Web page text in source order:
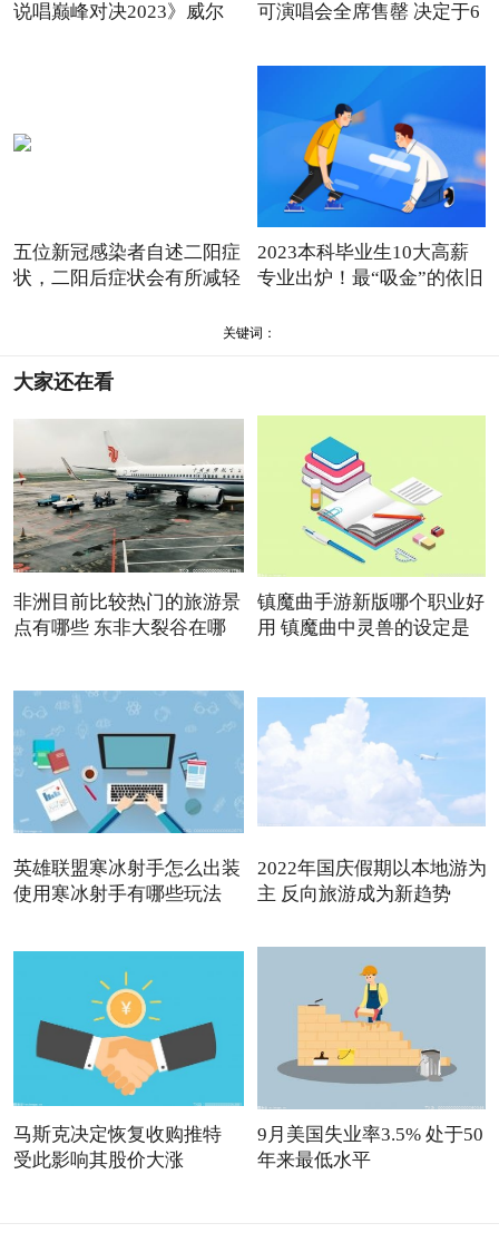
说唱巅峰对决2023》威尔
可演唱会全席售罄 决定于6
五位新冠感染者自述二阳症
状，二阳后症状会有所减轻
2023本科毕业生10大高薪
专业出炉！最“吸金”的依旧
关键词：
大家还在看
非洲目前比较热门的旅游景
点有哪些 东非大裂谷在哪
镇魔曲手游新版哪个职业好
用 镇魔曲中灵兽的设定是
英雄联盟寒冰射手怎么出装
使用寒冰射手有哪些玩法
2022年国庆假期以本地游为
主 反向旅游成为新趋势
马斯克决定恢复收购推特
受此影响其股价大涨
9月美国失业率3.5% 处于50
年来最低水平